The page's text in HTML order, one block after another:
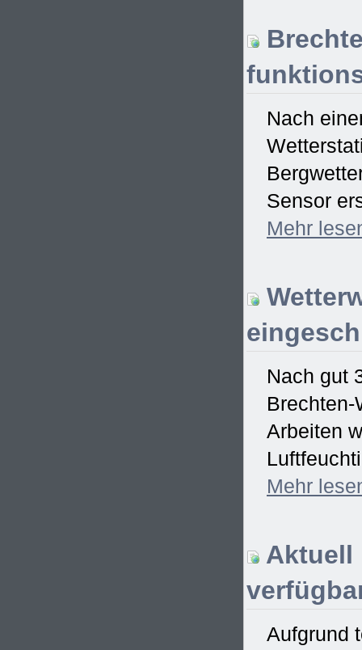
Nach
Sensor
Mehr
Nach gut
Brechten-
Arbeiten
Mehr
Aktuell
Aufgrund